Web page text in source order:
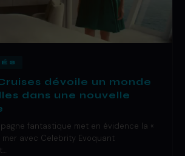
dévoile un monde
dans une nouvelle
fantastique met en évidence la «
mer avec Celebrity Evoquant